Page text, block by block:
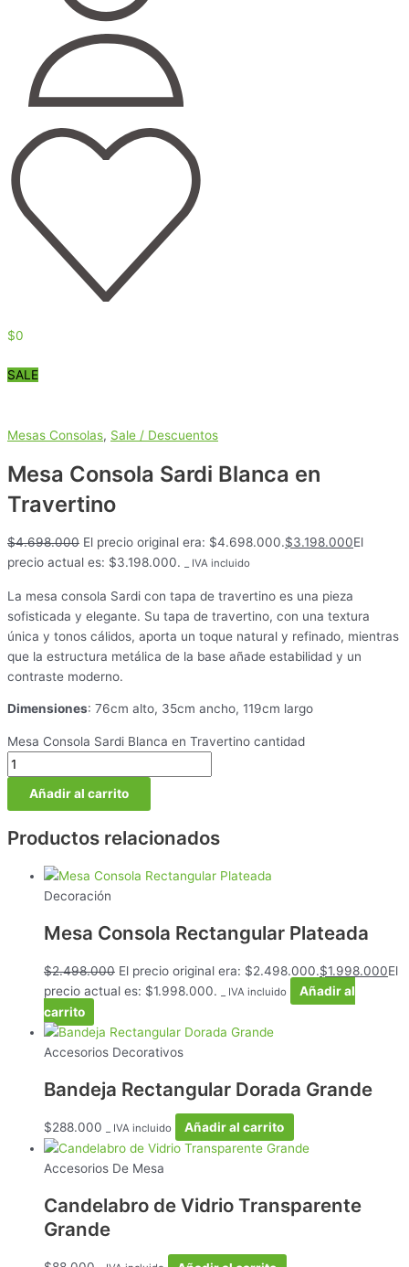
$0
SALE
Mesas Consolas, Sale / Descuentos
Mesa Consola Sardi Blanca en
Travertino
$4.698.000 El precio original era: $4.698.000.$3.198.000El
precio actual es: $3.198.000.
_ IVA incluido
La mesa consola Sardi con tapa de travertino es una pieza
sofisticada y elegante. Su tapa de travertino, con una textura
única y tonos cálidos, aporta un toque natural y refinado, mientras
que la estructura metálica de la base añade estabilidad y un
contraste moderno.
Dimensiones: 76cm alto, 35cm ancho, 119cm largo
Mesa Consola Sardi Blanca en Travertino cantidad
Añadir al carrito
Productos relacionados
Decoración
Mesa Consola Rectangular Plateada
$2.498.000 El precio original era: $2.498.000.$1.998.000El
precio actual es: $1.998.000.
_ IVA incluido
Añadir al
carrito
Accesorios Decorativos
Bandeja Rectangular Dorada Grande
$288.000 _ IVA incluido Añadir al carrito
Accesorios De Mesa
Candelabro de Vidrio Transparente
Grande